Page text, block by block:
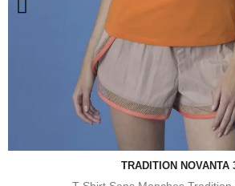
TRADITION NOVANTA